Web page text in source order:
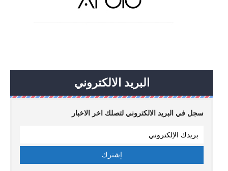
البريد الالكتروني
سجل في البريد الالكتروني لتصلك اخر الاخبار